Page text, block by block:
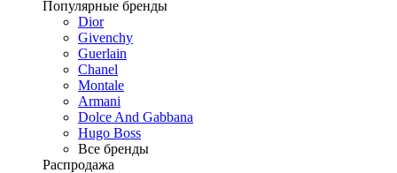
Популярные бренды
Dior
Givenchy
Guerlain
Chanel
Montale
Armani
Dolce And Gabbana
Hugo Boss
Все бренды
Распродажа